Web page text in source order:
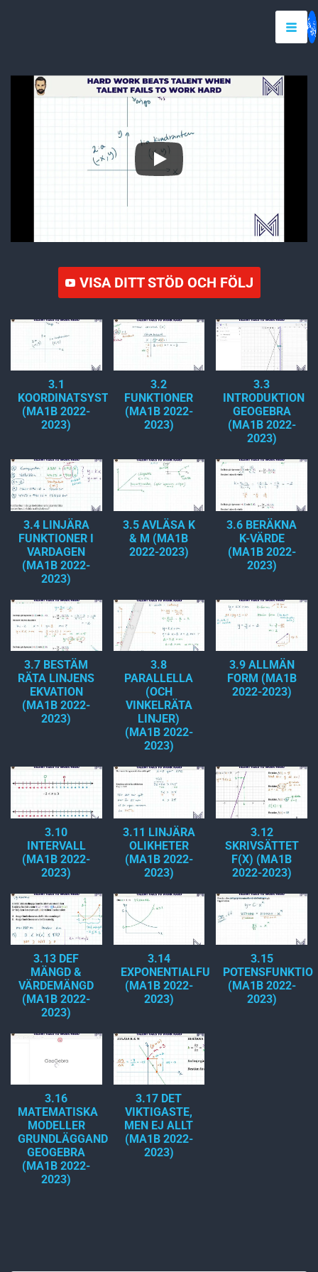
VISA DITT STÖD OCH FÖLJ
3.1
KOORDINATSYSTEM
(MA1B 2022-
2023)
3.2
FUNKTIONER
(MA1B 2022-
2023)
3.3
INTRODUKTION
GEOGEBRA
(MA1B 2022-
2023)
3.4 LINJÄRA
FUNKTIONER I
VARDAGEN
(MA1B 2022-
2023)
3.5 AVLÄSA K
& M (MA1B
2022-2023)
3.6 BERÄKNA
K-VÄRDE
(MA1B 2022-
2023)
3.7 BESTÄM
RÄTA LINJENS
EKVATION
(MA1B 2022-
2023)
3.8
PARALLELLA
(OCH
VINKELRÄTA
LINJER)
(MA1B 2022-
2023)
3.9 ALLMÄN
FORM (MA1B
2022-2023)
3.10
INTERVALL
(MA1B 2022-
2023)
3.11 LINJÄRA
OLIKHETER
(MA1B 2022-
2023)
3.12
SKRIVSÄTTET
F(X) (MA1B
2022-2023)
3.13 DEF
MÄNGD &
VÄRDEMÄNGD
(MA1B 2022-
2023)
3.14
EXPONENTIALFUNKTIONER
(MA1B 2022-
2023)
3.15
(MA1B 2022-
2023)
3.16
MATEMATISKA
MODELLER
GRUNDLÄGGANDE
GEOGEBRA
(MA1B 2022-
2023)
3.17 DET
VIKTIGASTE,
MEN EJ ALLT
(MA1B 2022-
2023)